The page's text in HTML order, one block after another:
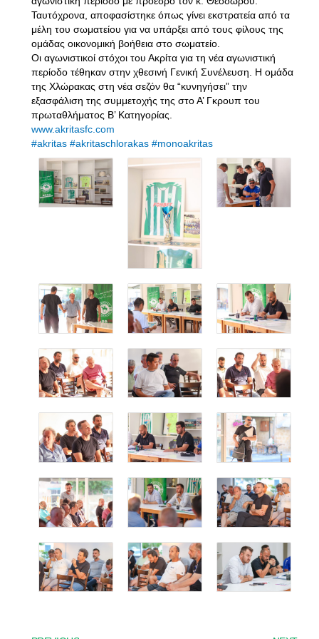
Ταυτόχρονα, αποφασίστηκε όπως γίνει εκστρατεία από τα
μέλη του σωματείου για να υπάρξει από τους φίλους της
ομάδας οικονομική βοήθεια στο σωματείο.
Οι αγωνιστικοί στόχοι του Ακρίτα για τη νέα αγωνιστική
περίοδο τέθηκαν στην χθεσινή Γενική Συνέλευση. Η ομάδα
της Χλώρακας στη νέα σεζόν θα “κυνηγήσει” την
εξασφάλιση της συμμετοχής της στο Α’ Γκρουπ του
πρωταθλήματος Β’ Κατηγορίας.
www.akritasfc.com
#akritas #akritaschlorakas #monoakritas